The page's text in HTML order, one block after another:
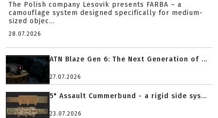
The Polish company Lesovik presents FARBA – a
camouflage system designed specifically for medium-
sized objec...
28.07.2026
ATN Blaze Gen 6: The Next Generation of ...
27.07.2026
5" Assault Cummerbund - a rigid side sys...
23.07.2026